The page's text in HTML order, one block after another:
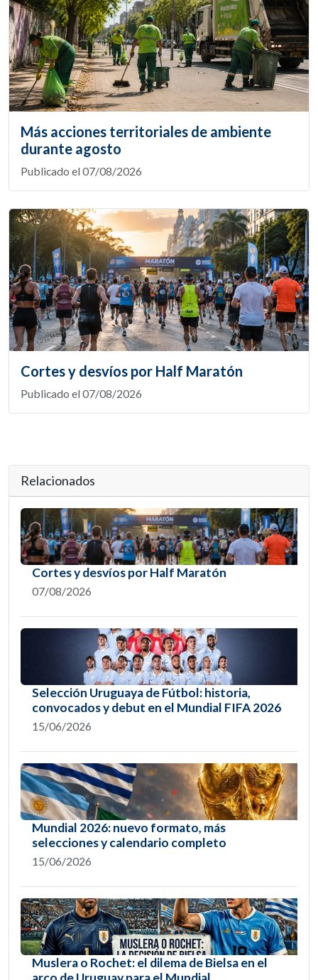
Más acciones territoriales de ambiente
durante agosto
Publicado el 07/08/2026
Cortes y desvíos por Half Maratón
Publicado el 07/08/2026
Relacionados
Cortes y desvíos por Half Maratón
07/08/2026
Selección Uruguaya de Fútbol: historia,
convocados y debut en el Mundial FIFA 2026
15/06/2026
Mundial 2026: nuevo formato, más
selecciones y calendario completo
15/06/2026
Muslera o Rochet: el dilema de Bielsa en el